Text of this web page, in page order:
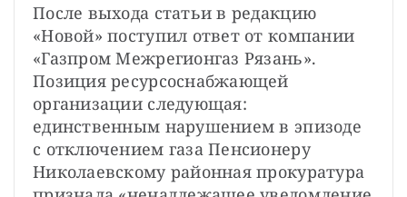
После выхода статьи в редакцию
«Новой» поступил ответ от компании
«Газпром Межрегионгаз Рязань».
Позиция ресурсоснабжающей
организации следующая:
единственным нарушением в эпизоде
с отключением газа Пенсионеру
Николаевскому районная прокуратура